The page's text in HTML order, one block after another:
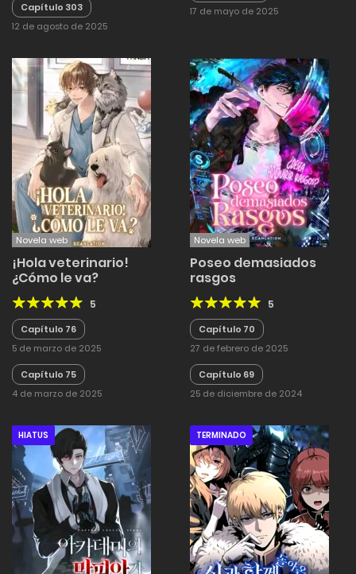
Capítulo 303
12 de agosto de 2025
17 de mayo de 2025
Novela web
¡Hola veterinario!
¿Cómo le va?
5
Capítulo 76
5 de marzo de 2025
Capítulo 75
4 de marzo de 2025
Novela web
Poseo demasiados
rasgos
5
Capítulo 70
27 de febrero de 2025
Capítulo 69
25 de diciembre de 2024
HIATUS TERMINADO